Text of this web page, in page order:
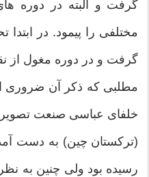
گرفت و البته در دوره
مختلفی را پیمود. در ابتدا
گرفت و در دوره مغول از
مطلبی که ذکر آن ضروری
خلفای عباسی صنعت
(ترکستان چین) به دست
رسیده بود ولی چنین به